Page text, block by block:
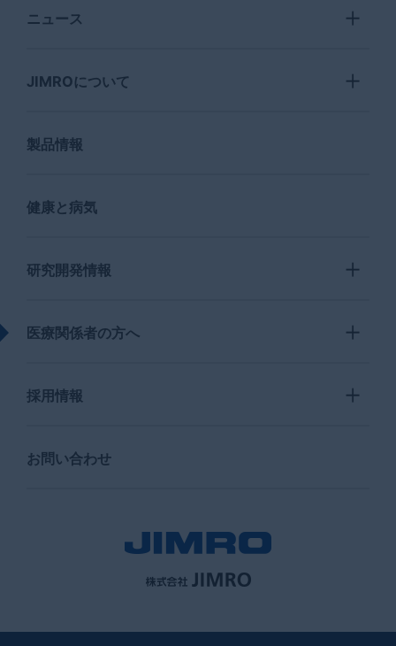
ニュース
JIMROについて
製品情報
健康と病気
研究開発情報
医療関係者の方へ
採用情報
お問い合わせ